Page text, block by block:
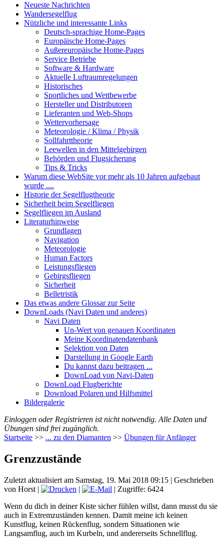
Neueste Nachrichten
Wandersegelflug
Nützliche und interessante Links
Deutsch-sprachige Home-Pages
Europäische Home-Pages
Außereuropäische Home-Pages
Service Betriebe
Software & Hardware
Aktuelle Luftraumregelungen
Historisches
Sportliches und Wettbewerbe
Hersteller und Distributoren
Lieferanten und Web-Shops
Wettervorhersage
Meteorologie / Klima / Physik
Sollfahrttheorie
Leewellen in den Mittelgebirgen
Behörden und Flugsicherung
Tips & Tricks
Warum diese WebSite vor mehr als 10 Jahren aufgebaut
wurde ....
Historie der Segelflugtheorie
Sicherheit beim Segelfliegen
Segelfliegen im Ausland
Literaturhinweise
Grundlagen
Navigation
Meteorologie
Human Factors
Leistungsfliegen
Gebirgsfliegen
Sicherheit
Belletristik
Das etwas andere Glossar zur Seite
DownLoads (Navi Daten und anderes)
Navi Daten
Un-Wert von genauen Koordinaten
Meine Koordinatendatenbank
Selektion von Daten
Darstellung in Google Earth
Du kannst dazu beitragen ...
DownLoad von Navi-Daten
DownLoad Flugberichte
Download Polaren und Hilfsmittel
Bildergalerie
Einloggen oder Registrieren ist nicht notwendig. Alle Daten und
Übungen sind frei zugänglich.
Startseite >> ... zu den Diamanten >> Übungen für Anfänger
Grenzzustände
Zuletzt aktualisiert am Samstag, 19. Mai 2018 09:15 | Geschrieben
von Horst | |
| Zugriffe: 6424
Wenn du dich in deiner Kiste sicher fühlen willst, dann musst du sie
auch in Extremzuständen kennen. Damit meine ich keinen
Kunstflug, keinen Rückenflug, sondern Situationen wie
Langsamflug, auch im Kurbeln, und andererseits Schnellflug.